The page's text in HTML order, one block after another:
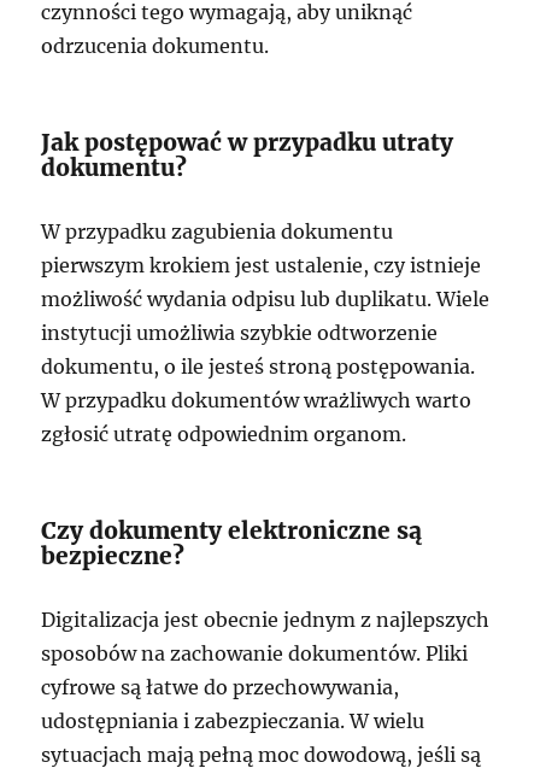
czynności tego wymagają, aby uniknąć
odrzucenia dokumentu.
Jak postępować w przypadku utraty
dokumentu?
W przypadku zagubienia dokumentu
pierwszym krokiem jest ustalenie, czy istnieje
możliwość wydania odpisu lub duplikatu. Wiele
instytucji umożliwia szybkie odtworzenie
dokumentu, o ile jesteś stroną postępowania.
W przypadku dokumentów wrażliwych warto
zgłosić utratę odpowiednim organom.
Czy dokumenty elektroniczne są
bezpieczne?
Digitalizacja jest obecnie jednym z najlepszych
sposobów na zachowanie dokumentów. Pliki
cyfrowe są łatwe do przechowywania,
udostępniania i zabezpieczania. W wielu
sytuacjach mają pełną moc dowodową, jeśli są